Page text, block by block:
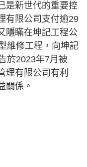
是新世代的重要控
有限公司支付逾29
隱瞞在坤記工程公
維修工程，向坤記
於2023年7月被
理有限公司有利
關係。